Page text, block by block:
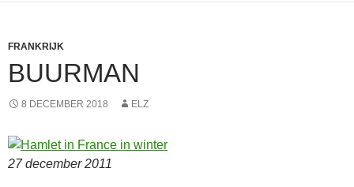
FRANKRIJK
BUURMAN
8 DECEMBER 2018 ELZ
27 december 2011